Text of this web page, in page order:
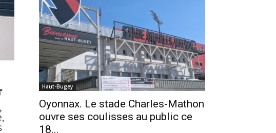
Haut-Bugey
Oyonnax. Le stade Charles-Mathon
ouvre ses coulisses au public ce
18...